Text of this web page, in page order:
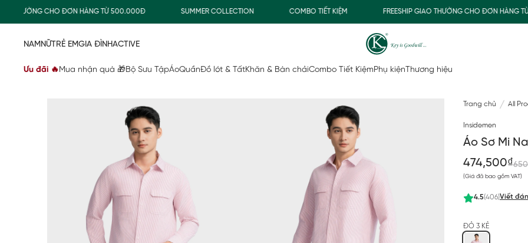
CHO ĐƠN HÀNG TỪ 500.000Đ SUMMER COLLECTION COMBO TIẾT KIỆM FREESHIP GIAO THƯỜNG CHO ĐƠN HÀNG TỪ
NAMNỮTRẺ EMGIA ĐÌNHACTIVE
Ưu đãi 🔥 Mua nhận quà 🎁Bộ Sưu TậpÁoQuầnĐồ lót & TấtKhăn & Bàn chảiCombo Tiết KiệmPhụ kiện Thương hiệu
Trang chủ All
Insidemen
Áo Sơ Mi
474,500₫
(Giá đã bao gồm VAT)
4.5(406)Viết
ĐỎ 3 KẺ